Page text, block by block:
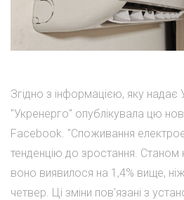
Згідно з інформацією, яку
"Укренерго" опублікувала цю
Facebook. "Споживання
тенденцію до зростання. Станом
воно виявилося на 1,4% вище,
четвер. Ці зміни пов'язані з